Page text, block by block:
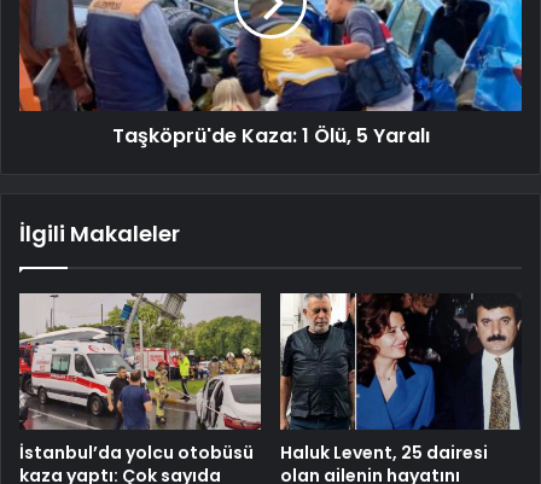
Taşköprü'de Kaza: 1 Ölü, 5 Yaralı
İlgili Makaleler
İstanbul’da yolcu otobüsü
kaza yaptı: Çok sayıda
Haluk Levent, 25 dairesi
olan ailenin hayatını